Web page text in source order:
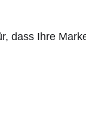
dass Ihre